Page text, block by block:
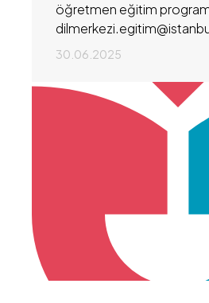
öğretmen eğitim
30.06.2025